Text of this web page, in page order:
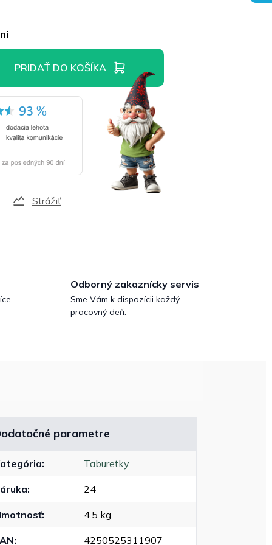
PRIDAŤ DO KOŠÍKA
Strážiť
Odborný zakaznícky servis
Sme Vám k dispozícii každý
pracovný deň.
parametre
: Taburetky
: 24
: 4.5 kg
: 4250525311907